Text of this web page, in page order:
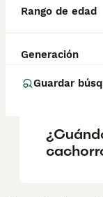
Rango de edad
Generación
Guardar
perro
¿Cómo
perro